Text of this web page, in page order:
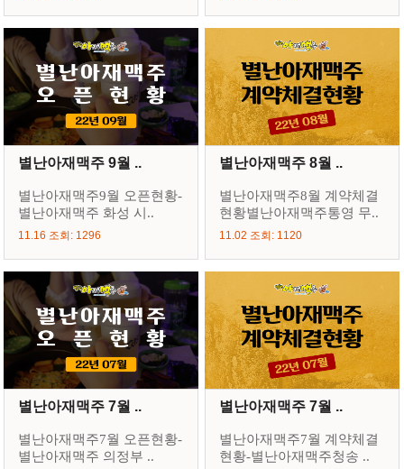
별난아재맥주 9월 ..
별난아재맥주9월 오픈현황-
별난아재맥주 화성 시..
11.16 조회: 1296
별난아재맥주 8월 ..
별난아재맥주8월 계약체결
현황별난아재맥주통영 무..
11.02 조회: 1120
별난아재맥주 7월 ..
별난아재맥주7월 오픈현황-
별난아재맥주 의정부 ..
별난아재맥주 7월 ..
별난아재맥주7월 계약체결
현황-별난아재맥주청송 ..